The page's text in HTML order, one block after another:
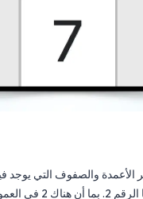
والصفوف التي يوجد